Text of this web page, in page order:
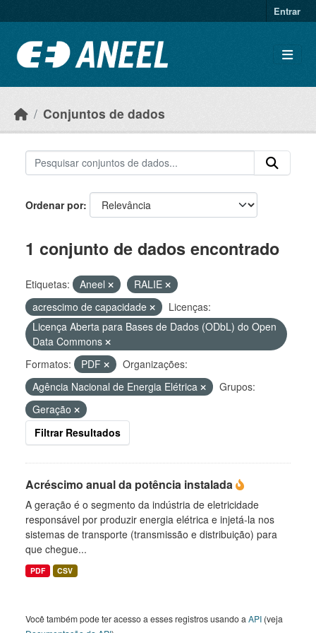
Entrar
Conjuntos de dados
Ordenar por
1 conjunto de dados encontrado
Etiquetas: Aneel
RALIE
acrescimo de capacidade
Licenças:
Licença Aberta para Bases de Dados (ODbL) do Open
Data Commons
Formatos:
PDF
Organizações:
Agência Nacional de Energia Elétrica
Grupos:
Geração
Filtrar Resultados
Acréscimo anual da potência instalada
A geração é o segmento da indústria de eletricidade
responsável por produzir energia elétrica e injetá-la nos
sistemas de transporte (transmissão e distribuição) para
que chegue...
PDF CSV
Você também pode ter acesso a esses registros usando a API (veja